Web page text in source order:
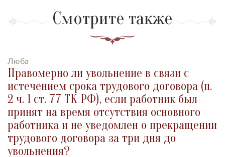
Смотрите также
Люба
Правомерно ли увольнение в связи с
истечением срока трудового договора (п.
2 ч. 1 ст. 77 ТК РФ), если работник был
принят на время отсутствия основного
работника и не уведомлен о прекращении
трудового договора за три дня до
увольнения?